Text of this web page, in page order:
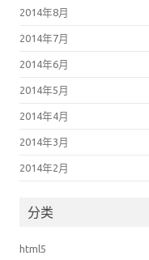
2014年8月
2014年7月
2014年6月
2014年5月
2014年4月
2014年3月
2014年2月
分类
html5